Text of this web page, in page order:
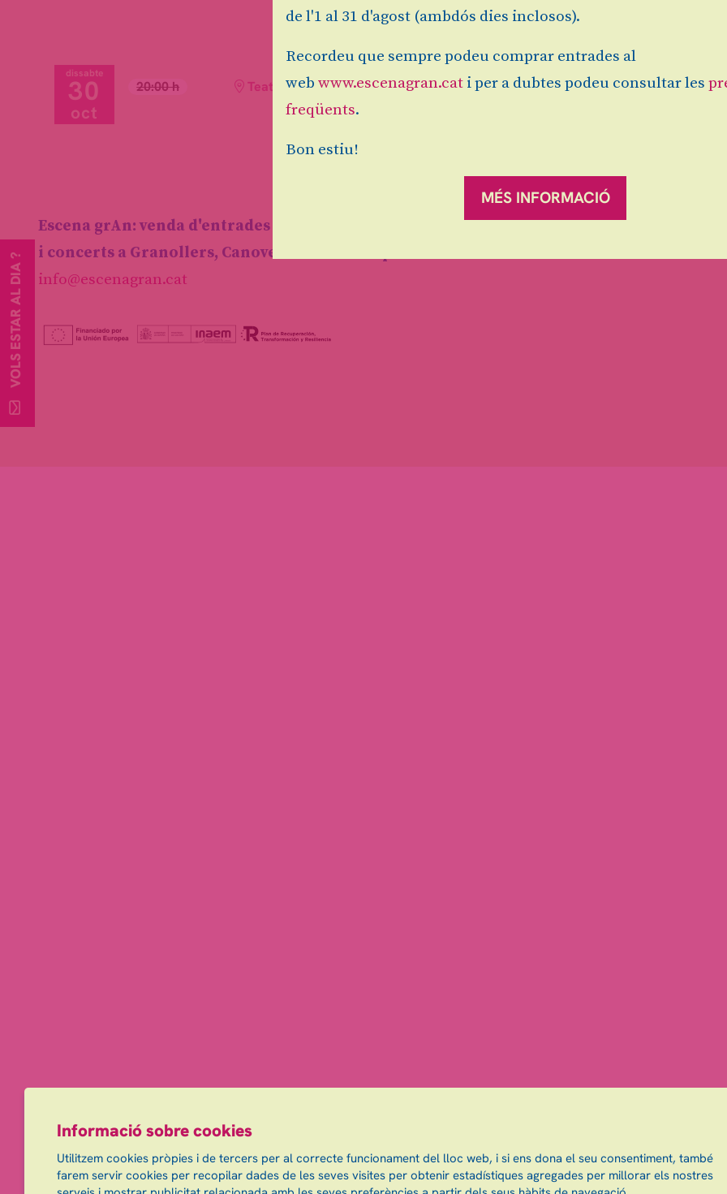
VOLS ESTAR AL DIA ?
dissabte
30
oct
20:00 h Teatre Auditori de Granollers Des de
Escena grAn: venda d'entrades d'espectacles
i concerts a Granollers, Canovelles i les Franqueses.
info@escenagran.cat
Sitemap |
de l'1 al 31 d'agost (ambdós dies inclosos).
Recordeu que sempre podeu comprar entrades al
web www.escenagran.cat i per a dubtes podeu consultar les
freqüents.
Bon estiu!
MÉS INFORMACIÓ
Informació sobre cookies
Utilitzem cookies pròpies i de tercers per al correcte funcionament del lloc web, i si ens dona el seu consentiment, també
farem servir cookies per recopilar dades de les seves visites per obtenir estadístiques agregades per millorar els nostres